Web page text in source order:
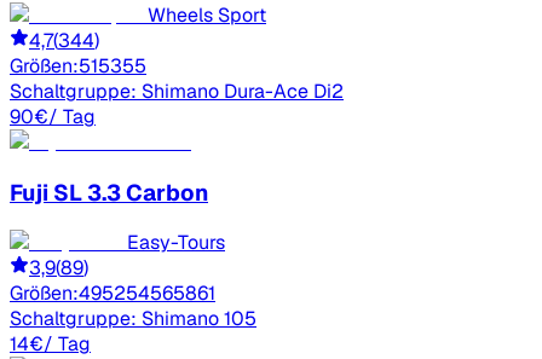
Wheels Sport
4,7(344)
Größen:515355
Schaltgruppe: Shimano Dura-Ace Di2
90€/ Tag
Fuji SL 3.3 Carbon
Easy-Tours
3,9(89)
Größen:495254565861
Schaltgruppe: Shimano 105
14€/ Tag